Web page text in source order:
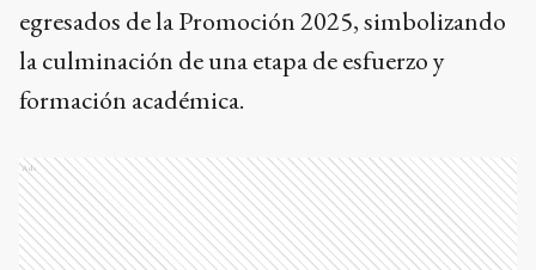
egresados de la Promoción 2025, simbolizando
la culminación de una etapa de esfuerzo y
formación académica.
Ads